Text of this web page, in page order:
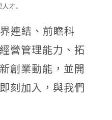
才。
連結、前瞻科
營管理能力、拓
創業動能，並開
刻加入，與我們